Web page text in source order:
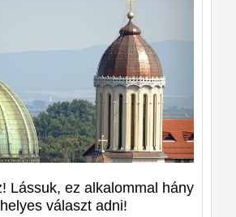
Lássuk, ez alkalommal hány
választ adni!